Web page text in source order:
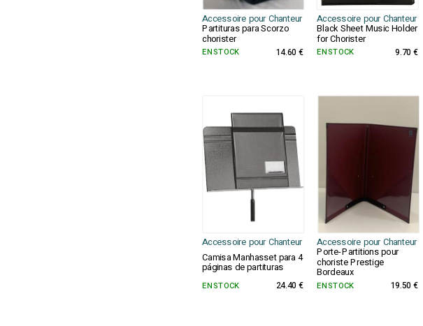
Accessoire pour Chanteur Accessoire pour Chanteur
Partituras para Scorzo
chorister
Black Sheet Music Holder
for Chorister
EN STOCK 14.60 € EN STOCK 9.70 €
Accessoire pour Chanteur
Accessoire pour Chanteur
Camisa Manhasset para 4
páginas de partituras
Porte-Partitions pour
choriste Prestige
Bordeaux
EN STOCK 24.40 € EN STOCK 19.50 €